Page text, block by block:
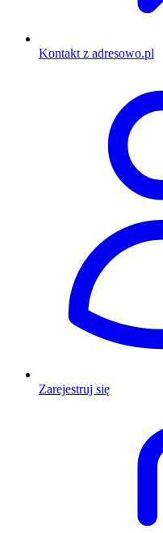
Kontakt z adresowo.pl
Zarejestruj się